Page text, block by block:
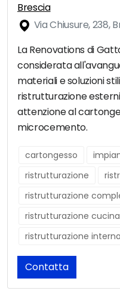
Brescia
Via Chiusure, 238,
La Renovations di
considerata
materiali e soluzioni
ristrutturazione
attenzione al
microcemento.
cartongesso
ristrutturazione
ristrutturazione
ristrutturazione cucina
ristrutturazione interna
Contatta